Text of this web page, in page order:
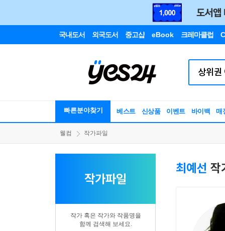
국내도서 외국도서 중고샵 eBook 크레마클럽
빠른분야찾기 베스트 신상품 이벤트 바이백 매
웰컴 작가파일
작가파일
작가 혹은 작가와 작품명을
함께 검색해 보세요.
최예선 작